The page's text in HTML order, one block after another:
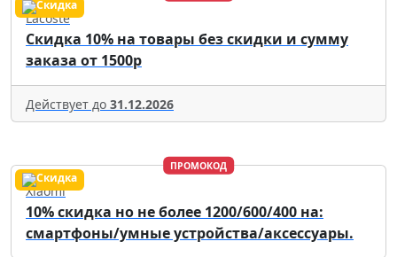
Lacoste
Скидка 10% на товары без скидки и сумму
заказа от 1500р
Действует до 31.12.2026
ПРОМОКОД
Xiaomi
10% скидка но не более 1200/600/400 на:
смартфоны/умные устройства/аксессуары.